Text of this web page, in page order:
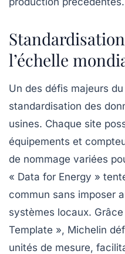
l’échelle
Un des défis majeurs
standardisation des
usines. Chaque site
équipements et
de nommage variées
« Data for Energy »
commun sans imposer
systèmes locaux.
Template », Michelin
unités de mesure,